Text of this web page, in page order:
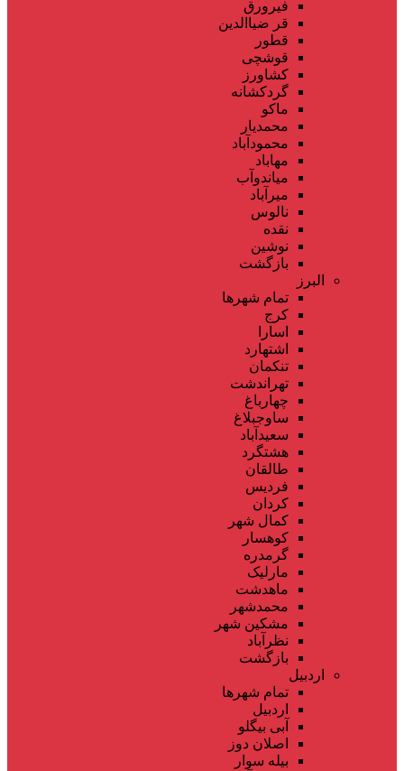
فیرورق
قر ضیاالدین
قطور
قوشچی
کشاورز
گردکشانه
ماکو
محمدیار
محمودآباد
مهاباد
میاندوآب
میرآباد
نالوس
نقده
نوشین
بازگشت
البرز
تمام شهر‌ها
کرج
اسارا
اشتهارد
تنکمان
تهراندشت
چهارباغ
ساوجبلاغ
سعیدآباد
هشتگرد
طالقان
فردیس
کردان
کمال شهر
کوهسار
گرمدره
مارلیک
ماهدشت
محمدشهر
مشکین شهر
نظرآباد
بازگشت
اردبیل
تمام شهر‌ها
اردبیل
آبی بیگلو
اصلان دوز
بیله سوار